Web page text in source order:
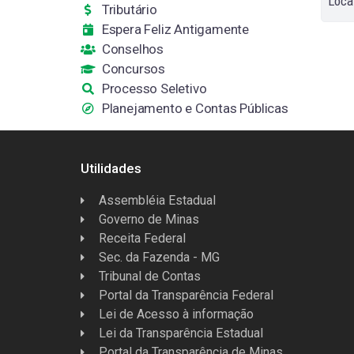
Tributário
Espera Feliz Antigamente
Conselhos
Concursos
Processo Seletivo
Planejamento e Contas Públicas
Utilidades
Assembléia Estadual
Governo de Minas
Receita Federal
Sec. da Fazenda - MG
Tribunal de Contas
Portal da Transparência Federal
Lei de Acesso à informação
Lei da Transparência Estadual